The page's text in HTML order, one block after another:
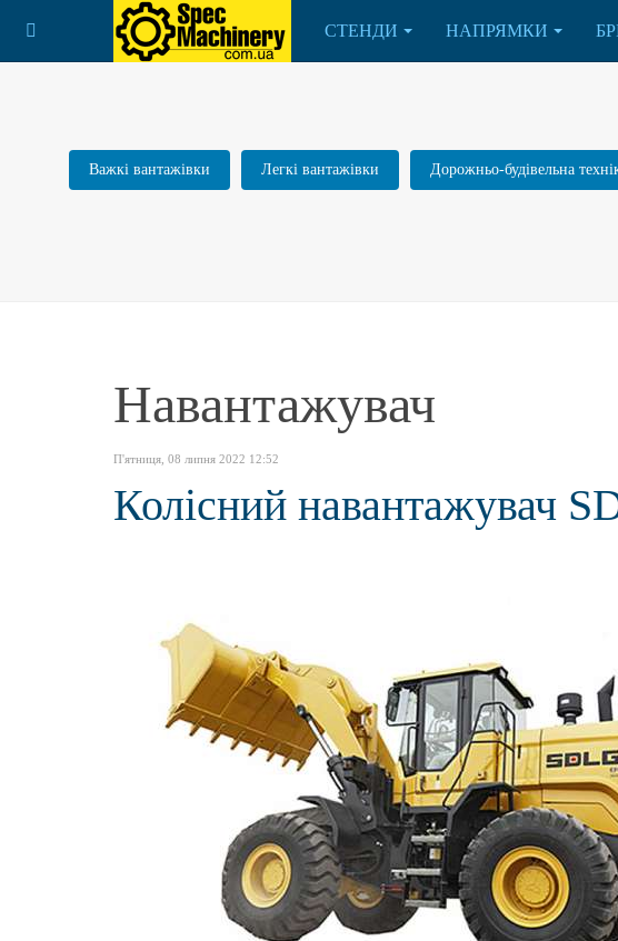
СТЕНДИ НАПРЯМКИ
Важкі вантажівки Легкі вантажівки Дорожньо-будівельна
Навантажувач
П'ятниця, 08 липня 2022 12:52
Колісний навантажувач